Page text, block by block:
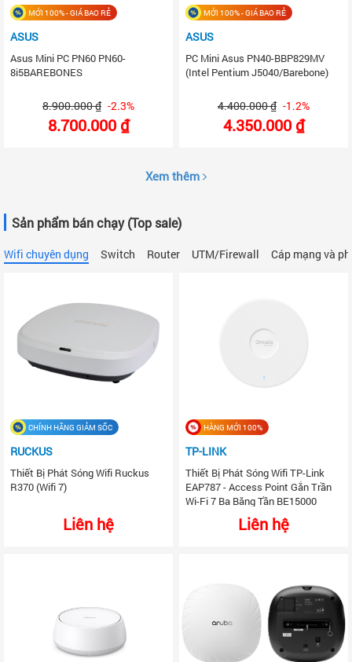
MỚI 100% - GIÁ BAO RẺ
ASUS
Asus Mini PC PN60 PN60-
8i5BAREBONES
8.900.000 ₫ -2.3%
8.700.000 ₫
MỚI 100% - GIÁ BAO RẺ
ASUS
PC Mini Asus PN40-BBP829MV
(Intel Pentium J5040/Barebone)
4.400.000 ₫ -1.2%
4.350.000 ₫
Xem thêm
Sản phẩm bán chạy (Top sale)
Wifi chuyên dụng Switch Router UTM/Firewall Cáp mạng và
CHÍNH HÃNG GIẢM SỐC
RUCKUS
Thiết Bị Phát Sóng Wifi Ruckus
R370 (Wifi 7)
Liên hệ
HÀNG MỚI 100%
TP-LINK
Thiết Bị Phát Sóng Wifi TP-Link
EAP787 - Access Point Gắn Trần
Wi-Fi 7 Ba Băng Tần BE15000
Liên hệ